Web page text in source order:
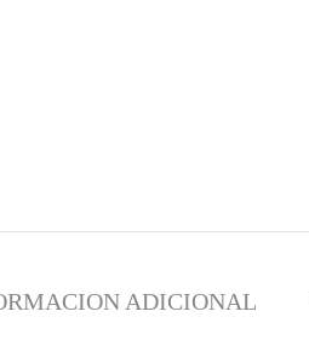
ADICIONAL